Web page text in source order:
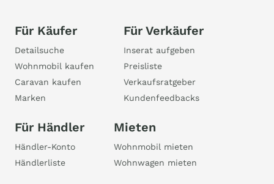
Für Käufer
Detailsuche
Wohnmobil kaufen
Caravan kaufen
Marken
Für Verkäufer
Inserat aufgeben
Preisliste
Verkaufsratgeber
Kundenfeedbacks
Für Händler
Händler-Konto
Händlerliste
Mieten
Wohnmobil mieten
Wohnwagen mieten